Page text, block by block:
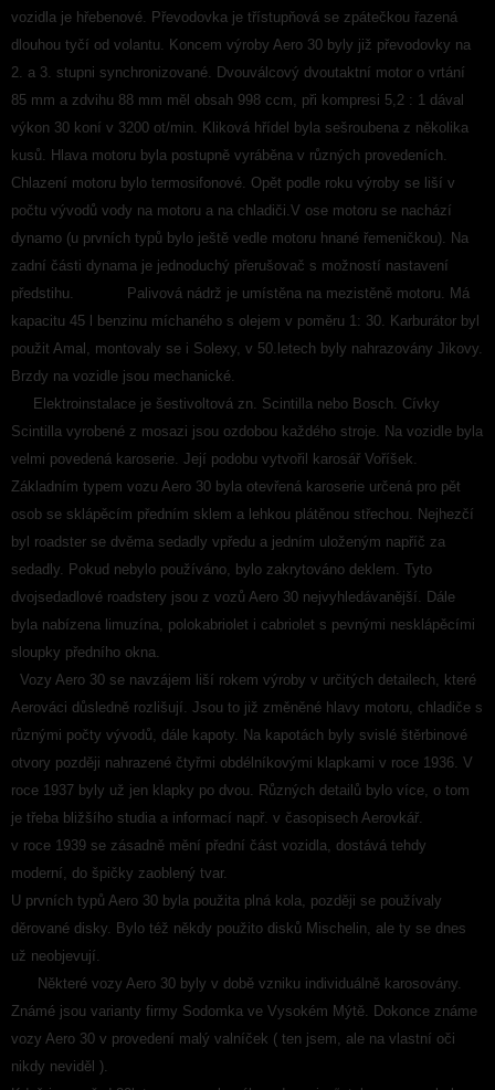
vozidla je hřebenové. Převodovka je třístupňová se zpátečkou řazená
dlouhou tyčí od volantu. Koncem výroby Aero 30 byly již převodovky na
2. a 3. stupni synchronizované. Dvouválcový dvoutaktní motor o vrtání
85 mm a zdvihu 88 mm měl obsah 998 ccm, při kompresi 5,2 : 1 dával
výkon 30 koní v 3200 ot/min. Kliková hřídel byla sešroubena z několika
kusů. Hlava motoru byla postupně vyráběna v různých provedeních.
Chlazení motoru bylo termosifonové. Opět podle roku výroby se liší v
počtu vývodů vody na motoru a na chladiči.V ose motoru se nachází
dynamo (u prvních typů bylo ještě vedle motoru hnané řemeničkou). Na
zadní části dynama je jednoduchý přerušovač s možností nastavení
předstihu. Palivová nádrž je umístěna na mezistěně motoru. Má
kapacitu 45 l benzinu míchaného s olejem v poměru 1: 30. Karburátor byl
použit Amal, montovaly se i Solexy, v 50.letech byly nahrazovány Jikovy.
Brzdy na vozidle jsou mechanické.
Elektroinstalace je šestivoltová zn. Scintilla nebo Bosch. Cívky
Scintilla vyrobené z mosazi jsou ozdobou každého stroje. Na vozidle byla
velmi povedená karoserie. Její podobu vytvořil karosář Voříšek.
Základním typem vozu Aero 30 byla otevřená karoserie určená pro pět
osob se sklápěcím předním sklem a lehkou plátěnou střechou. Nejhezčí
byl roadster se dvěma sedadly vpředu a jedním uloženým napříč za
sedadly. Pokud nebylo používáno, bylo zakrytováno deklem. Tyto
dvojsedadlové roadstery jsou z vozů Aero 30 nejvyhledávanější. Dále
byla nabízena limuzína, polokabriolet i cabriolet s pevnými nesklápěcími
sloupky předního okna.
Vozy Aero 30 se navzájem liší rokem výroby v určitých detailech, které
Aerováci důsledně rozlišují. Jsou to již změněné hlavy motoru, chladiče s
různými počty vývodů, dále kapoty. Na kapotách byly svislé štěrbinové
otvory později nahrazené čtyřmi obdélníkovými klapkami v roce 1936. V
roce 1937 byly už jen klapky po dvou. Různých detailů bylo více, o tom
je třeba bližšího studia a informací např. v časopisech Aerovkář.
v roce 1939 se zásadně mění přední část vozidla, dostává tehdy
moderní, do špičky zaoblený tvar.
U prvních typů Aero 30 byla použita plná kola, později se používaly
děrované disky. Bylo též někdy použito disků Mischelin, ale ty se dnes
už neobjevují.
Některé vozy Aero 30 byly v době vzniku individuálně karosovány.
Známé jsou varianty firmy Sodomka ve Vysokém Mýtě. Dokonce známe
vozy Aero 30 v provedení malý valníček ( ten jsem, ale na vlastní oči
nikdy neviděl ).